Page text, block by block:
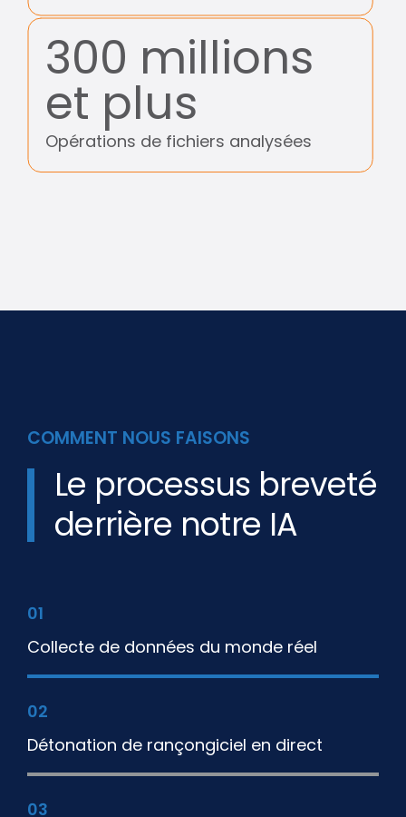
300 millions
et plus
Opérations de fichiers analysées
COMMENT NOUS FAISONS
Le processus breveté
derrière notre IA
01
Collecte de données du monde réel
02
Détonation de rançongiciel en direct
03